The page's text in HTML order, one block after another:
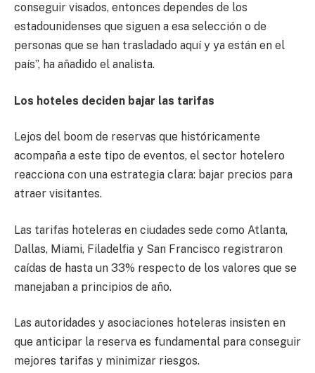
conseguir visados, entonces dependes de los
estadounidenses que siguen a esa selección o de
personas que se han trasladado aquí y ya están en el
país”, ha añadido el analista.
Los hoteles deciden bajar las tarifas
Lejos del boom de reservas que históricamente
acompaña a este tipo de eventos, el sector hotelero
reacciona con una estrategia clara: bajar precios para
atraer visitantes.
Las tarifas hoteleras en ciudades sede como Atlanta,
Dallas, Miami, Filadelfia y San Francisco registraron
caídas de hasta un 33% respecto de los valores que se
manejaban a principios de año.
Las autoridades y asociaciones hoteleras insisten en
que anticipar la reserva es fundamental para conseguir
mejores tarifas y minimizar riesgos.